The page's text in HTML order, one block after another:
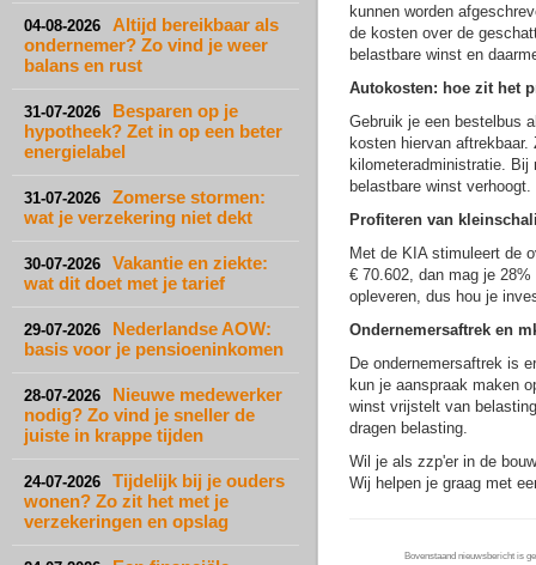
04-08-2026
Altijd bereikbaar als
ondernemer? Zo vind je weer
balans en rust
31-07-2026
Besparen op je
hypotheek? Zet in op een beter
energielabel
31-07-2026
Zomerse stormen:
wat je verzekering niet dekt
30-07-2026
Vakantie en ziekte:
wat dit doet met je tarief
29-07-2026
Nederlandse AOW:
basis voor je pensioeninkomen
28-07-2026
Nieuwe medewerker
nodig? Zo vind je sneller de
juiste in krappe tijden
24-07-2026
Tijdelijk bij je ouders
wonen? Zo zit het met je
verzekeringen en opslag
kunnen worden
de kosten over de
belastbare winst en
Autokosten: hoe zit het
Gebruik je een bestelbus
kosten hiervan
kilometeradministratie. Bij
belastbare winst
Profiteren van
Met de KIA stimuleert de
€ 70.602, dan mag je
opleveren, dus hou je
Ondernemersaftrek en
De ondernemersaftrek is
kun je aanspraak maken
winst vrijstelt van
dragen belasting.
Wil je als zzp'er in de
Wij helpen je graag met
Bovenstaand nieuwsbericht is